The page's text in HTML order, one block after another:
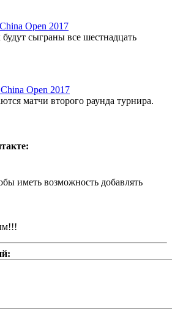
Open 2017
сыграны все шестнадцать
Open 2017
матчи второго раунда турнира.
иметь возможность добавлять